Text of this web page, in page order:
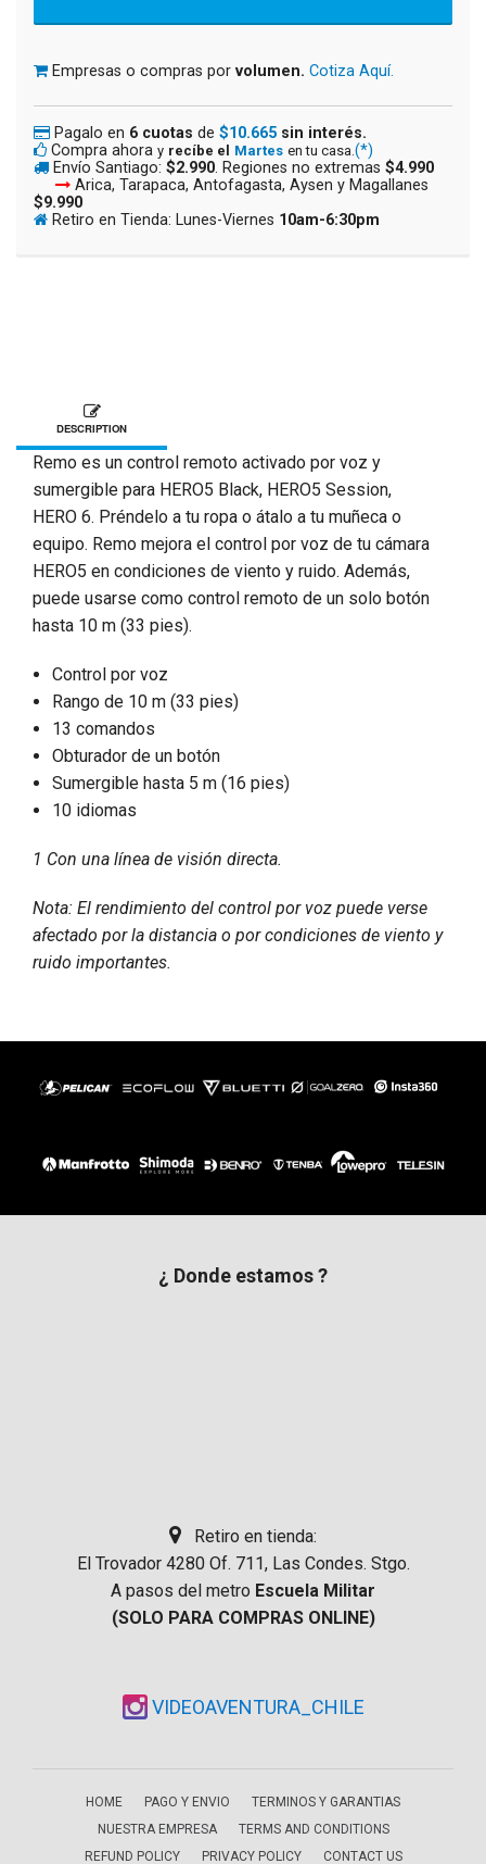
Empresas o compras por volumen. Cotiza Aquí.
Pagalo en 6 cuotas de $10.665 sin interés.
Compra ahora y recíbe el Martes en tu casa. (*)
Envío Santiago: $2.990. Regiones no extremas $4.990
Arica, Tarapaca, Antofagasta, Aysen y Magallanes
$9.990
Retiro en Tienda: Lunes-Viernes 10am-6:30pm
DESCRIPTION
Remo es un control remoto activado por voz y
sumergible para HERO5 Black, HERO5 Session,
HERO 6. Préndelo a tu ropa o átalo a tu muñeca o
equipo. Remo mejora el control por voz de tu cámara
HERO5 en condiciones de viento y ruido. Además,
puede usarse como control remoto de un solo botón
hasta 10 m (33 pies).
Control por voz
Rango de 10 m (33 pies)
13 comandos
Obturador de un botón
Sumergible hasta 5 m (16 pies)
10 idiomas
1 Con una línea de visión directa.
Nota: El rendimiento del control por voz puede verse
afectado por la distancia o por condiciones de viento y
ruido importantes.
¿ Donde estamos ?
Retiro en tienda:
El Trovador 4280 Of. 711, Las Condes. Stgo.
A pasos del metro Escuela Militar
(SOLO PARA COMPRAS ONLINE)
VIDEOAVENTURA_CHILE
HOME PAGO Y ENVIO
TERMINOS Y GARANTIAS
NUESTRA EMPRESA
TERMS AND CONDITIONS
REFUND POLICY
PRIVACY POLICY CONTACT US